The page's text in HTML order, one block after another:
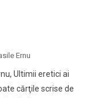
Ernu
Ultimii eretici ai
cărţile scrise de